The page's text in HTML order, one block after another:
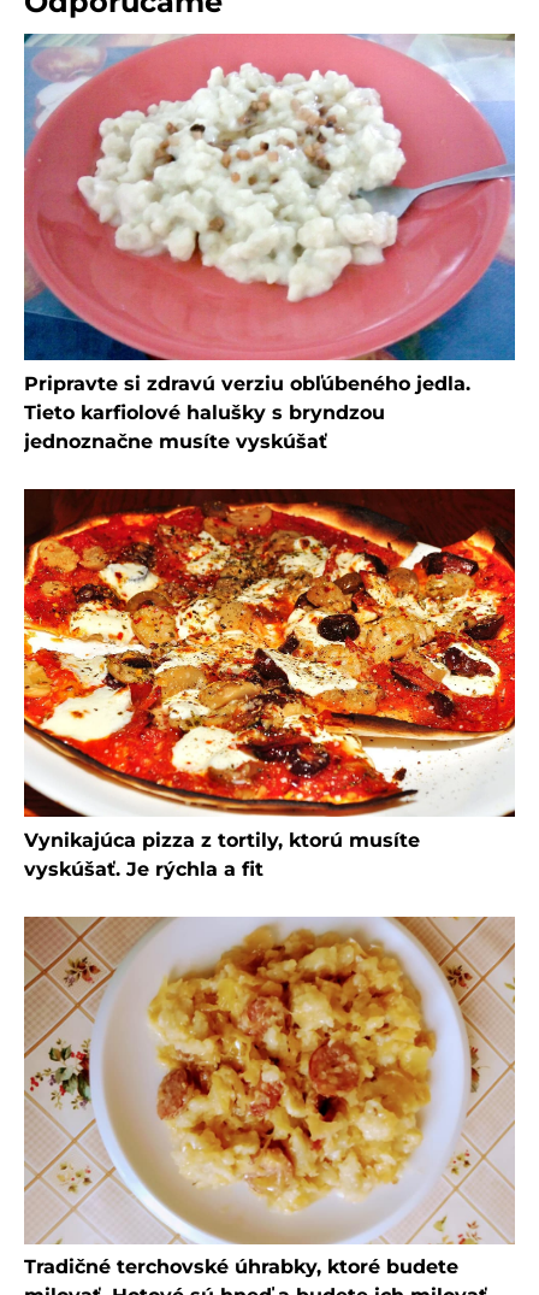
Pripravte si zdravú verziu obľúbeného jedla.
Tieto karfiolové halušky s bryndzou
jednoznačne musíte vyskúšať
Vynikajúca pizza z tortily, ktorú musíte
vyskúšať. Je rýchla a fit
Tradičné terchovské úhrabky, ktoré budete